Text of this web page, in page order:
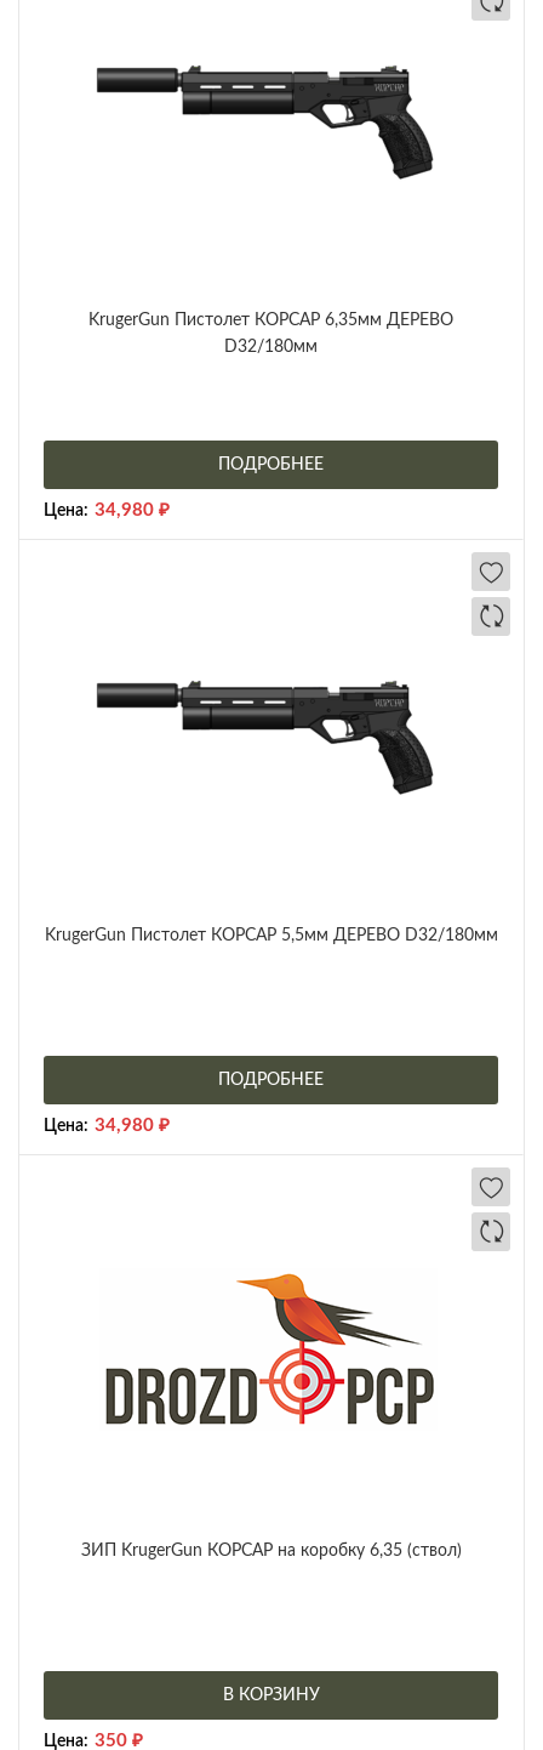
KrugerGun Пистолет КОРСАР 6,35мм ДЕРЕВО
D32/180мм
ПОДРОБНЕЕ
Цена: 34,980 ₽
KrugerGun Пистолет КОРСАР 5,5мм ДЕРЕВО D32/180мм
ПОДРОБНЕЕ
Цена: 34,980 ₽
ЗИП KrugerGun КОРСАР на коробку 6,35 (ствол)
В КОРЗИНУ
Цена: 350 ₽